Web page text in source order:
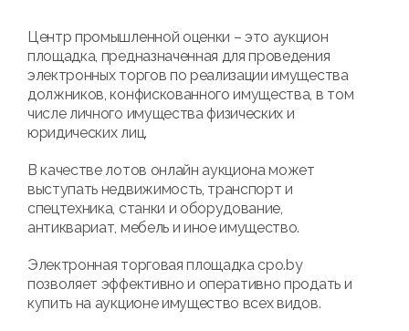
Центр промышленной оценки – это аукцион
площадка, предназначенная для проведения
электронных торгов по реализации имущества
должников, конфискованного имущества, в том
числе личного имущества физических и
юридических лиц.
В качестве лотов онлайн аукциона может
выступать недвижимость, транспорт и
спецтехника, станки и оборудование,
антиквариат, мебель и иное имущество.
Электронная торговая площадка cpo.by
позволяет эффективно и оперативно продать и
купить на аукционе имущество всех видов.